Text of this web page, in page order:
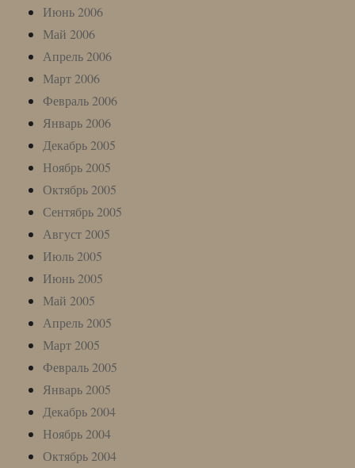
Июнь 2006
Май 2006
Апрель 2006
Март 2006
Февраль 2006
Январь 2006
Декабрь 2005
Ноябрь 2005
Октябрь 2005
Сентябрь 2005
Август 2005
Июль 2005
Июнь 2005
Май 2005
Апрель 2005
Март 2005
Февраль 2005
Январь 2005
Декабрь 2004
Ноябрь 2004
Октябрь 2004